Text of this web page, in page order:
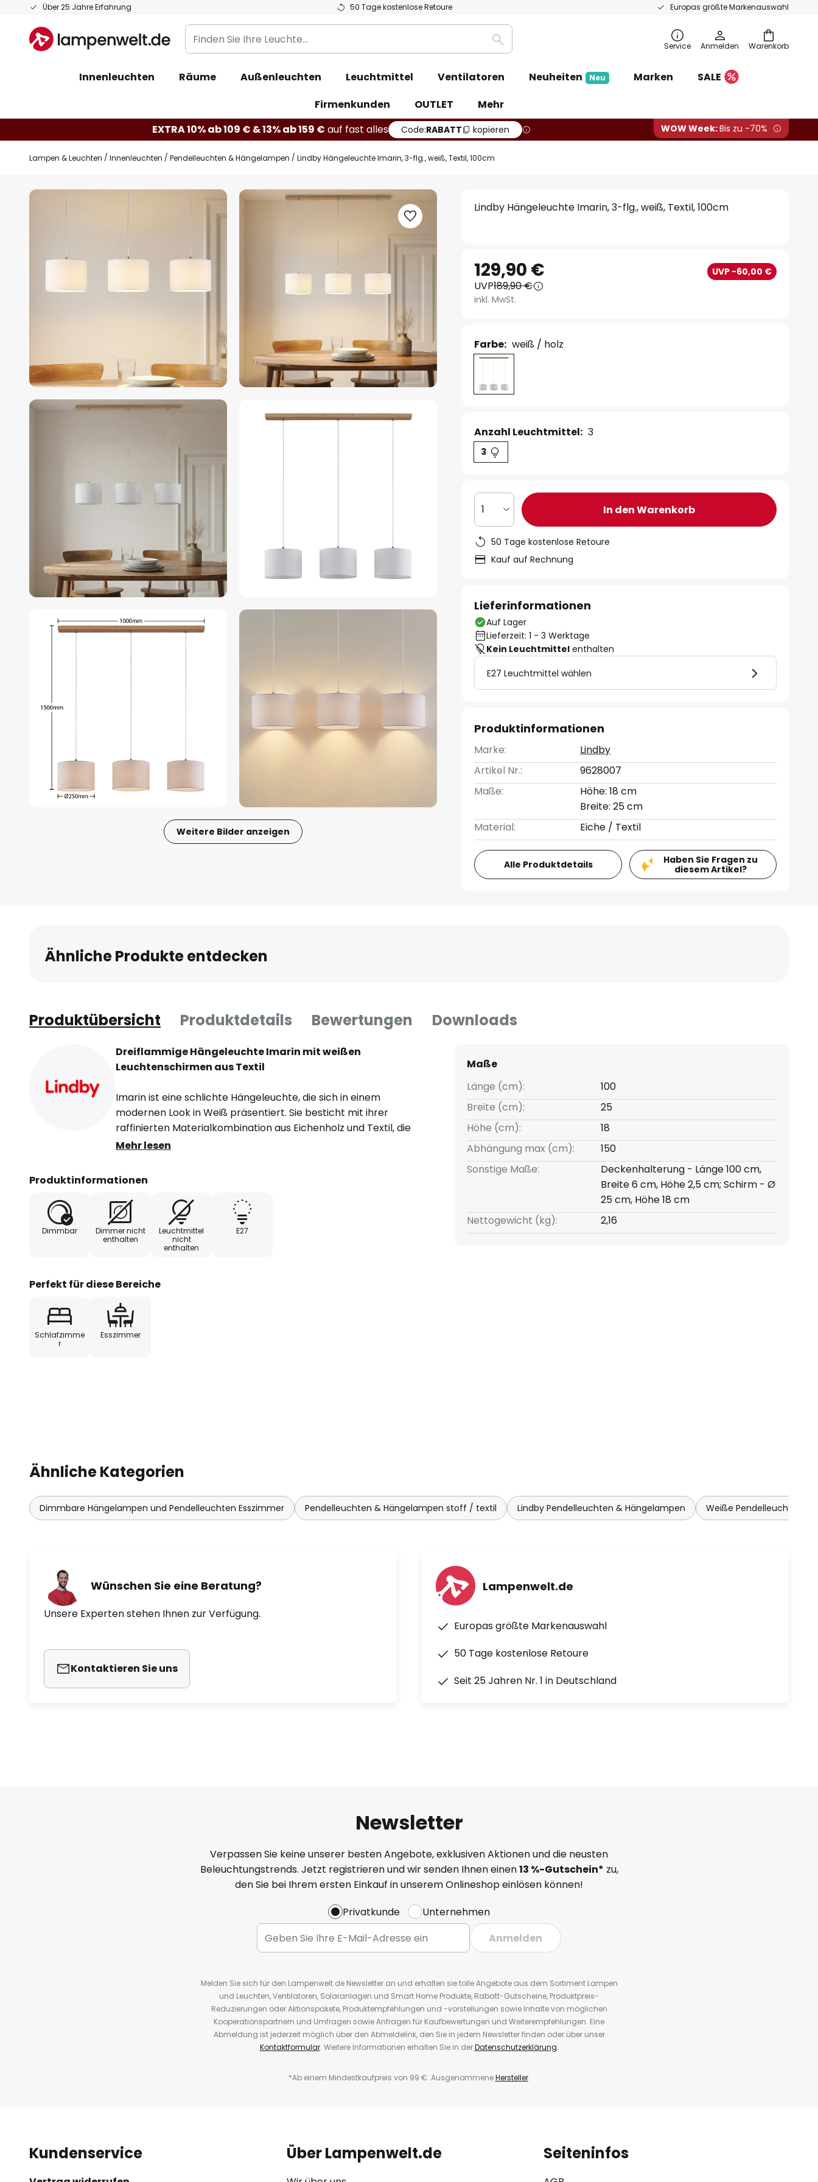
Über 25 Jahre Erfahrung 50 Tage kostenlose Retoure Europas größte Markenauswahl
Zum
springen
Warenkorb
Finden
Sie
Leuchte...
Suche Service Anmelden
Innenleuchten Räume Außenleuchten Leuchtmittel Ventilatoren Neuheiten Neu Marken
SALE
Firmenkunden
OUTLET
Mehr
EXTRA 10% ab 109 € & 13% ab 159 € auf fast alles Code:RABATT kopieren WOW Week:Bis zu -70%
Lampen & Leuchten Innenleuchten Pendelleuchten & Hängelampen Lindby Hängeleuchte Imarin, 3-flg., weiß, Textil, 100cm
Zum
springen
Weitere Bilder anzeigen
Lindby Hängeleuchte Imarin, 3-flg., weiß, Textil, 100cm
129,90 € UVP -60,00 €
UVP189,90 €
inkl. MwSt.
Farbe: weiß / holz
Anzahl Leuchtmittel: 3
3
1 In den Warenkorb
50 Tage kostenlose Retoure
Kauf auf Rechnung
Lieferinformationen
Auf Lager
Lieferzeit: 1 - 3 Werktage
Kein Leuchtmittel enthalten
E27 Leuchtmittel wählen
Produktinformationen
Marke:
Lindby
Artikel Nr.:
9628007
Maße:
Höhe: 18 cm
Breite: 25 cm
Material:
Eiche / Textil
Alle Produktdetails
Haben Sie Fragen zu
diesem Artikel?
Ähnliche Produkte entdecken
Produktübersicht Produktdetails Bewertungen Downloads
Dreiflammige Hängeleuchte Imarin mit weißen
Leuchtenschirmen aus Textil
Imarin ist eine schlichte Hängeleuchte, die sich in einem
modernen Look in Weiß präsentiert. Sie besticht mit ihrer
raffinierten Materialkombination aus Eichenholz und Textil, die
zusammen eine stilvolle Lichtlösung ergeben. Die
unterschiedlichen Farbkonzepten vereinbaren. Diese elegante
auch über einer Theke gut zur Geltung und bietet ausreichend
Licht sowie eine blendfreie Beleuchtung im ganzen Raum. Für
eine optimale Montage wird emfohlen, die Leuchte durch einen
Fachmann installieren zu lassen.
Mehr lesen
Produktinformationen
Dimmbar
Dimmer nicht
enthalten
Leuchtmittel
nicht
enthalten
E27
Perfekt für diese Bereiche
Schlafzimme
r
Esszimmer
Maße
Länge (cm):
100
Breite (cm):
25
Höhe (cm):
18
Abhängung max (cm):
150
Sonstige Maße:
Deckenhalterung - Länge 100 cm,
Breite 6 cm, Höhe 2,5 cm; Schirm - Ø
25 cm, Höhe 18 cm
Nettogewicht (kg):
2,16
Ähnliche Kategorien
Dimmbare Hängelampen und Pendelleuchten Esszimmer Pendelleuchten & Hängelampen stoff / textil Lindby Pendelleuchten & Hängelampen Weiße Pendelleuchten &
Wünschen Sie eine Beratung?
Unsere Experten stehen Ihnen zur Verfügung.
Kontaktieren Sie uns
Lampenwelt.de
Europas größte Markenauswahl
50 Tage kostenlose Retoure
Seit 25 Jahren Nr. 1 in Deutschland
Newsletter
Verpassen Sie keine unserer besten Angebote, exklusiven Aktionen und die neusten
Beleuchtungstrends. Jetzt registrieren und wir senden Ihnen einen13 %-Gutschein* zu,
den Sie bei Ihrem ersten Einkauf in unserem Onlineshop einlösen können!
Privatkunde
Unternehmen
Anmelden
Melden Sie sich für den Lampenwelt.de Newsletter an und erhalten sie tolle Angebote aus dem Sortiment Lampen
und Leuchten, Ventilatoren, Solaranlagen und Smart Home Produkte, Rabatt-Gutscheine, Produktpreis-
Reduzierungen oder Aktionspakete, Produktempfehlungen und -vorstellungen sowie Inhalte von möglichen
Kooperationspartnern und Umfragen sowie Anfragen für Kaufbewertungen und Weiterempfehlungen. Eine
Abmeldung ist jederzeit möglich über den Abmeldelink, den Sie in jedem Newsletter finden oder über unser
Kontaktformular. Weitere Informationen erhalten Sie in derDatenschutzerklärung.
*Ab einem Mindestkaufpreis von 99 €. AusgenommeneHersteller.
Kundenservice Über Lampenwelt.de Seiteninfos